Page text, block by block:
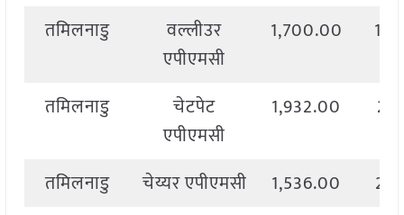
तमिलनाडु
वल्लीउर
एपीएमसी
1,700.00
तमिलनाडु
चेटपेट
एपीएमसी
1,932.00
तमिलनाडु चेय्यर एपीएमसी 1,536.00